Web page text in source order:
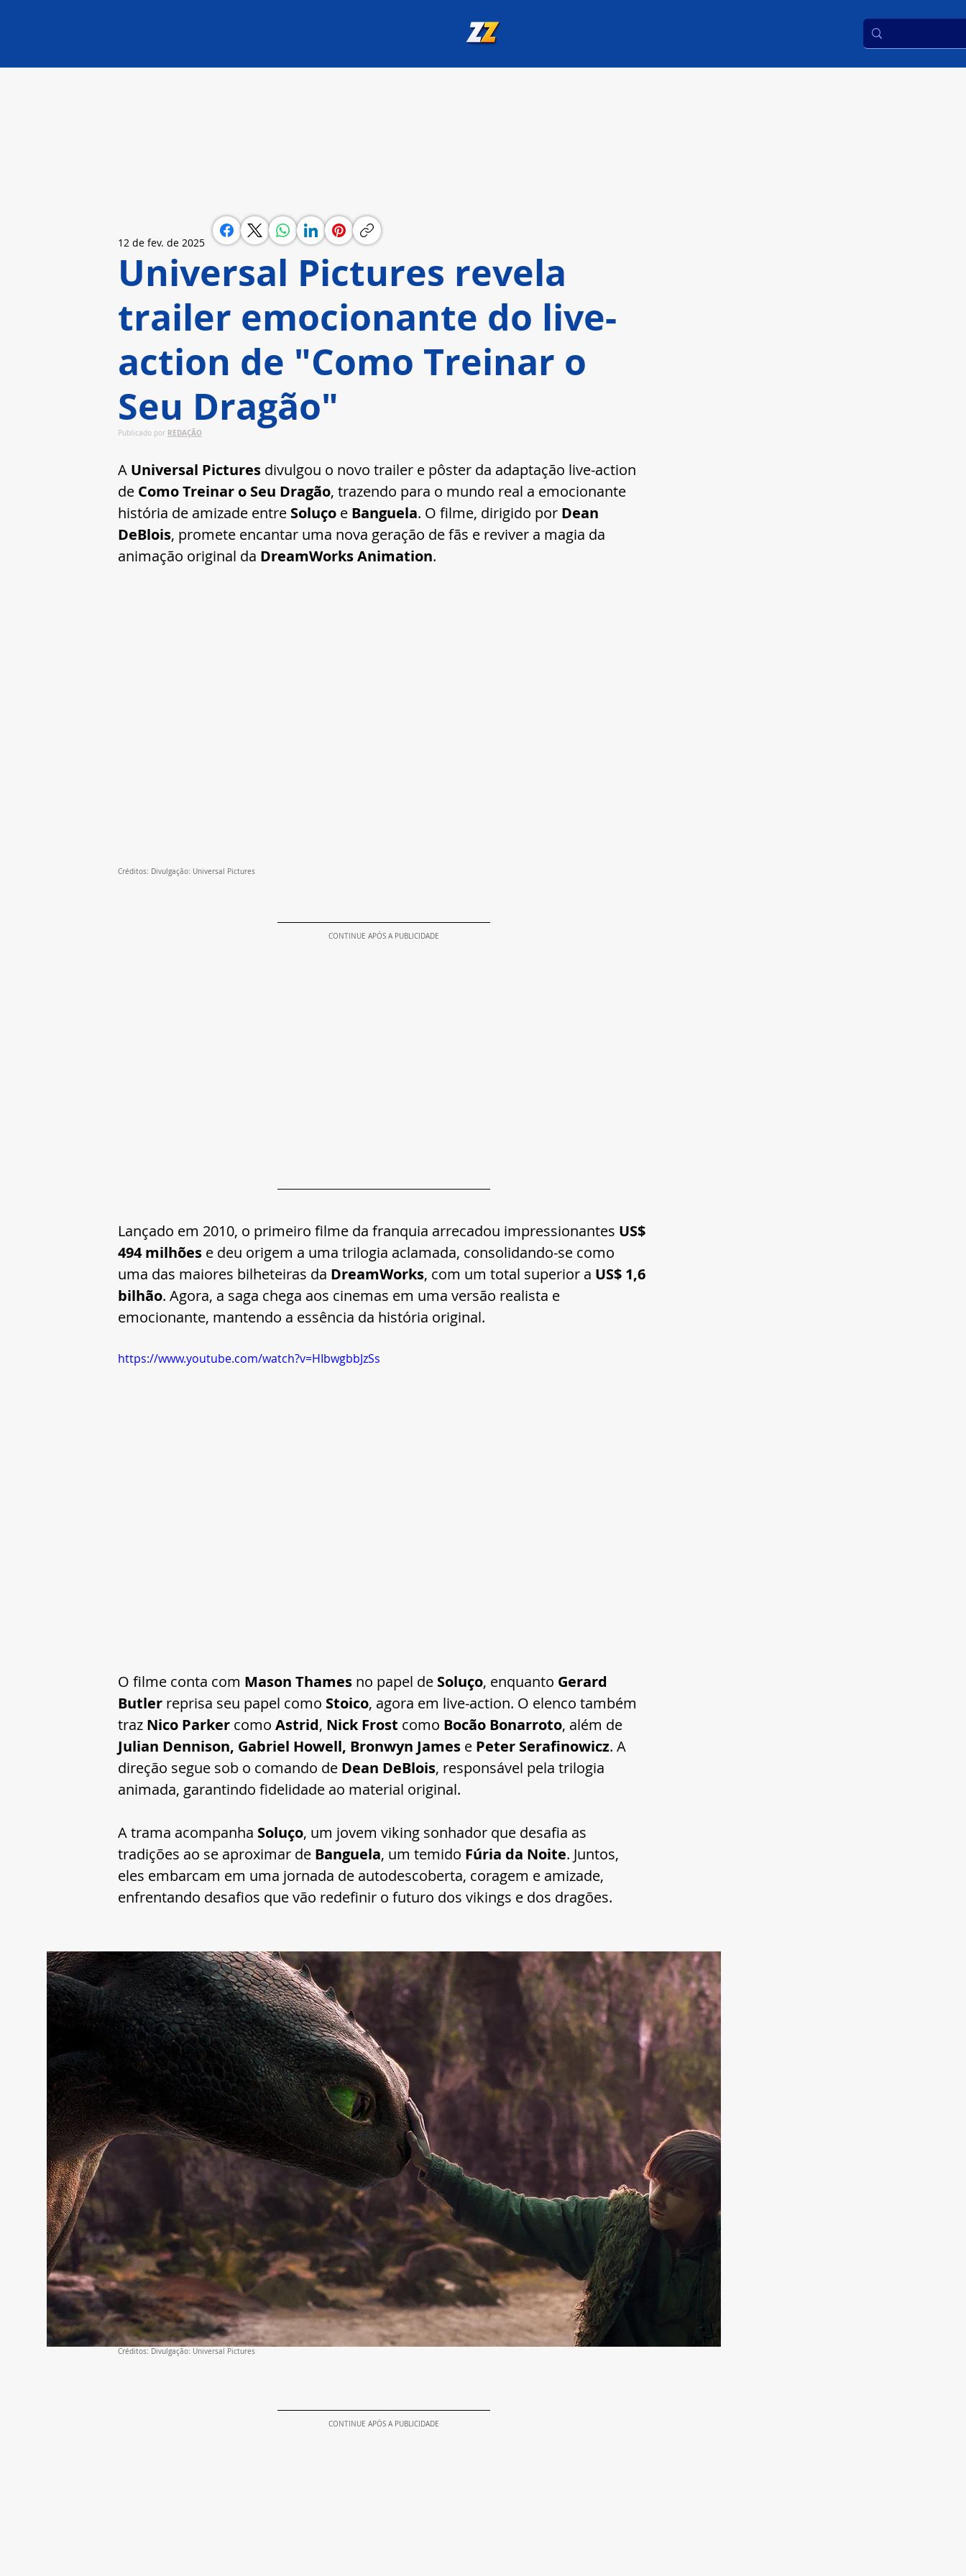
Universal Pictures revela
trailer emocionante do live-
action de "Como Treinar o
Seu Dragão"
12 de fev. de 2025
Publicado por REDAÇÃO
A Universal Pictures divulgou o novo trailer e pôster da adaptação live-action
de Como Treinar o Seu Dragão, trazendo para o mundo real a emocionante
história de amizade entre Soluço e Banguela. O filme, dirigido por Dean
DeBlois, promete encantar uma nova geração de fãs e reviver a magia da
animação original da DreamWorks Animation.
Créditos: Divulgação: Universal Pictures
CONTINUE APÓS A PUBLICIDADE
Lançado em 2010, o primeiro filme da franquia arrecadou impressionantes US$
494 milhões e deu origem a uma trilogia aclamada, consolidando-se como
uma das maiores bilheteiras da DreamWorks, com um total superior a US$ 1,6
bilhão. Agora, a saga chega aos cinemas em uma versão realista e
emocionante, mantendo a essência da história original.
https://www.youtube.com/watch?v=HIbwgbbJzSs
O filme conta com Mason Thames no papel de Soluço, enquanto Gerard
Butler reprisa seu papel como Stoico, agora em live-action. O elenco também
traz Nico Parker como Astrid, Nick Frost como Bocão Bonarroto, além de
Julian Dennison, Gabriel Howell, Bronwyn James e Peter Serafinowicz. A
direção segue sob o comando de Dean DeBlois, responsável pela trilogia
animada, garantindo fidelidade ao material original.
A trama acompanha Soluço, um jovem viking sonhador que desafia as
tradições ao se aproximar de Banguela, um temido Fúria da Noite. Juntos,
eles embarcam em uma jornada de autodescoberta, coragem e amizade,
enfrentando desafios que vão redefinir o futuro dos vikings e dos dragões.
Créditos: Divulgação: Universal Pictures
CONTINUE APÓS A PUBLICIDADE